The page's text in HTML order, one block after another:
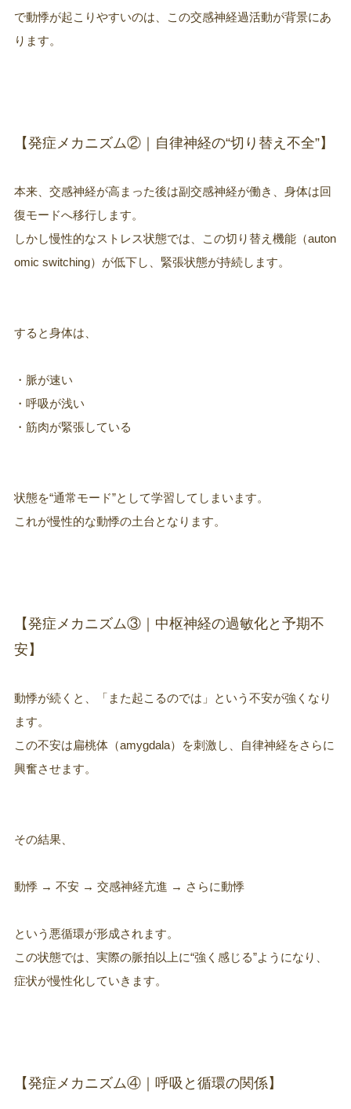
で動悸が起こりやすいのは、この交感神経過活動が背景にあ
ります。
【発症メカニズム②｜自律神経の“切り替え不全”】
本来、交感神経が高まった後は副交感神経が働き、身体は回
復モードへ移行します。
しかし慢性的なストレス状態では、この切り替え機能（auton
omic switching）が低下し、緊張状態が持続します。
すると身体は、
・脈が速い
・呼吸が浅い
・筋肉が緊張している
状態を“通常モード”として学習してしまいます。
これが慢性的な動悸の土台となります。
【発症メカニズム③｜中枢神経の過敏化と予期不
安】
動悸が続くと、「また起こるのでは」という不安が強くなり
ます。
この不安は扁桃体（amygdala）を刺激し、自律神経をさらに
興奮させます。
その結果、
動悸 → 不安 → 交感神経亢進 → さらに動悸
という悪循環が形成されます。
この状態では、実際の脈拍以上に“強く感じる”ようになり、
症状が慢性化していきます。
【発症メカニズム④｜呼吸と循環の関係】